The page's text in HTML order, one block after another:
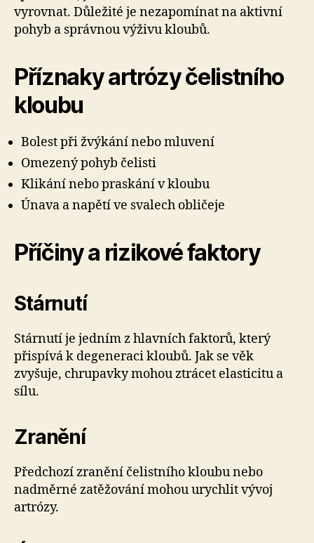
vyrovnat. Důležité je nezapomínat na aktivní
pohyb a správnou výživu kloubů.
Příznaky artrózy čelistního
kloubu
Bolest při žvýkání nebo mluvení
Omezený pohyb čelisti
Klikání nebo praskání v kloubu
Únava a napětí ve svalech obličeje
Příčiny a rizikové faktory
Stárnutí
Stárnutí je jedním z hlavních faktorů, který
přispívá k degeneraci kloubů. Jak se věk
zvyšuje, chrupavky mohou ztrácet elasticitu a
sílu.
Zranění
Předchozí zranění čelistního kloubu nebo
nadměrné zatěžování mohou urychlit vývoj
artrózy.